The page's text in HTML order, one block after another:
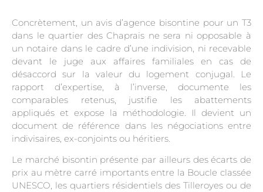
Concrètement, un avis d’agence bisontine pour un T3
dans le quartier des Chaprais ne sera ni opposable à
un notaire dans le cadre d’une indivision, ni recevable
devant le juge aux affaires familiales en cas de
désaccord sur la valeur du logement conjugal. Le
rapport d’expertise, à l’inverse, documente les
comparables retenus, justifie les abattements
appliqués et expose la méthodologie. Il devient un
document de référence dans les négociations entre
indivisaires, ex-conjoints ou héritiers.
Le marché bisontin présente par ailleurs des écarts de
prix au mètre carré importants entre la Boucle classée
UNESCO, les quartiers résidentiels des Tilleroyes ou de